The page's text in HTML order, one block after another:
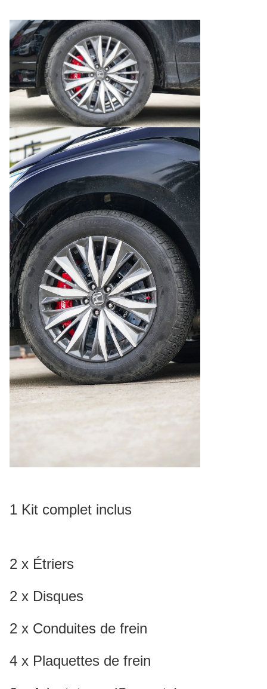
1 Kit complet inclus
2 x Étriers
2 x Disques
2 x Conduites de frein
4 x Plaquettes de frein